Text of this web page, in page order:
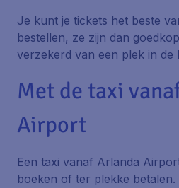
Je kunt je tickets het beste
bestellen, ze zijn dan
verzekerd van een plek in de
Met de taxi
Airport
Een taxi vanaf Arlanda
boeken of ter plekke betalen.